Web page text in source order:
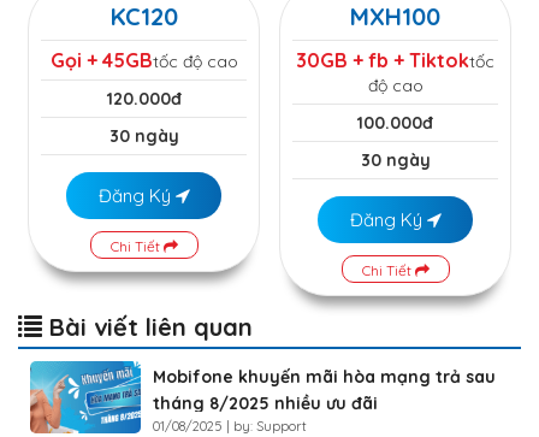
KC120
Gọi + 45GBtốc độ cao
120.000đ
30 ngày
Đăng Ký
Chi Tiết
MXH100
30GB + fb + Tiktoktốc
độ cao
100.000đ
30 ngày
Đăng Ký
Chi Tiết
Bài viết liên quan
Mobifone khuyến mãi hòa mạng trả sau
tháng 8/2025 nhiều ưu đãi
01/08/2025 | by: Support